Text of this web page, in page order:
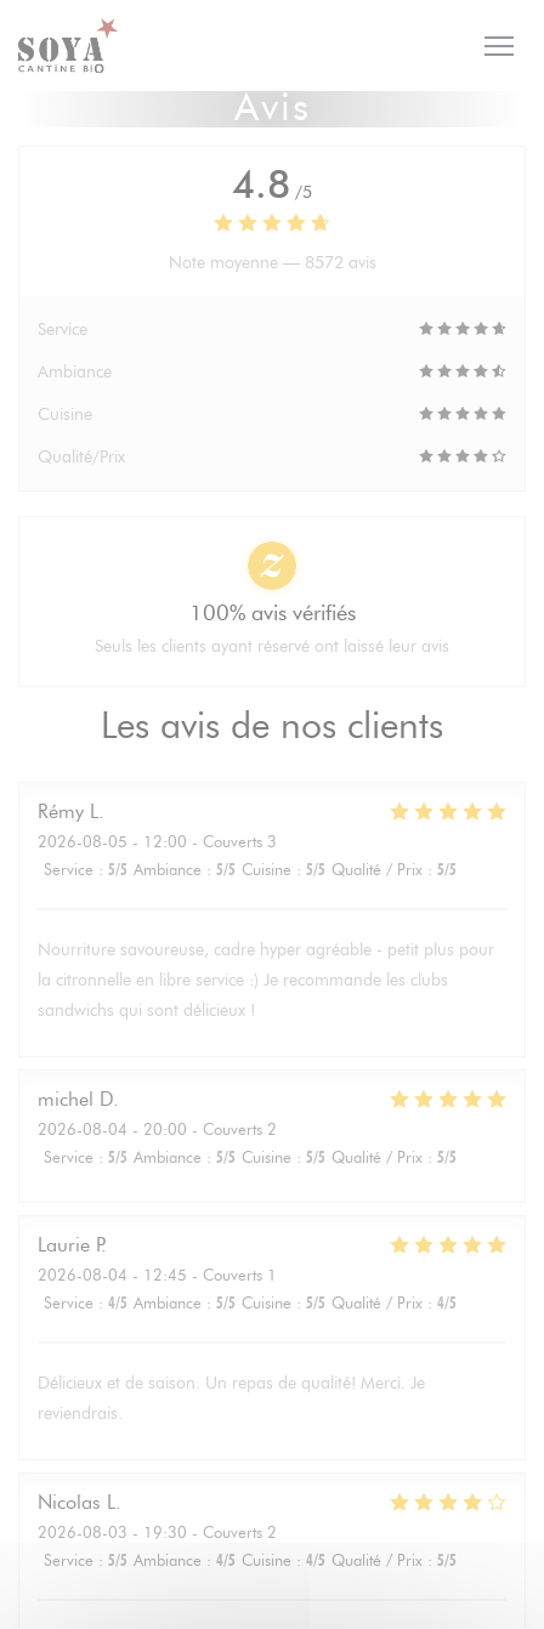
Personnalisation de vos choix en matière de cookies
Avis
Les avis de nos clients
Rémy L
2026-08-05 - 12:00 - Couverts 3
Service : 5/5 Ambiance : 5/5 Cuisine : 5/5 Qualité / Prix : 5/5
Nourriture savoureuse, cadre hyper agréable - petit plus pour
la citronnelle en libre service :) Je recommande les clubs
sandwichs qui sont délicieux !
michel D
2026-08-04 - 20:00 - Couverts 2
Service : 5/5 Ambiance : 5/5 Cuisine : 5/5 Qualité / Prix : 5/5
Laurie P
2026-08-04 - 12:45 - Couverts 1
Service : 4/5 Ambiance : 5/5 Cuisine : 5/5 Qualité / Prix : 4/5
Délicieux et de saison. Un repas de qualité! Merci. Je
reviendrais.
Nicolas L
2026-08-03 - 19:30 - Couverts 2
Service : 5/5 Ambiance : 4/5 Cuisine : 4/5 Qualité / Prix : 5/5
4.8 /5
Note moyenne — 8572 avis
Service
Ambiance
Cuisine
Qualité/Prix
100% avis vérifiés
Seuls les clients ayant réservé ont laissé leur avis